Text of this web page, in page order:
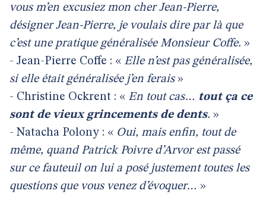
vous m’en excusiez mon cher Jean-Pierre,
désigner Jean-Pierre, je voulais dire par là que
c’est une pratique généralisée Monsieur Coffe. »
- Jean-Pierre Coffe : « Elle n’est pas généralisée,
si elle était généralisée j’en ferais»
- Christine Ockrent : « En tout cas… tout ça ce
sont de vieux grincements de dents. »
- Natacha Polony : « Oui, mais enfin, tout de
même, quand Patrick Poivre d’Arvor est passé
sur ce fauteuil on lui a posé justement toutes les
questions que vous venez d’évoquer… »